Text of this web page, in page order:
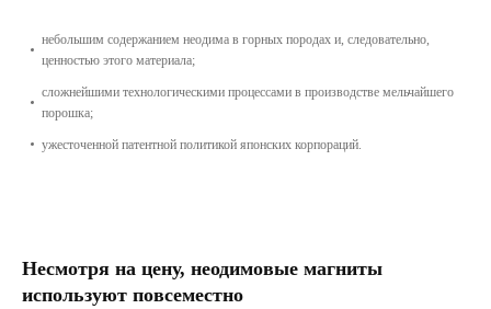
небольшим содержанием неодима в горных породах и, следовательно,
ценностью этого материала;
сложнейшими технологическими процессами в производстве мельчайшего
порошка;
ужесточенной патентной политикой японских корпораций.
Несмотря на цену, неодимовые магниты
используют повсеместно